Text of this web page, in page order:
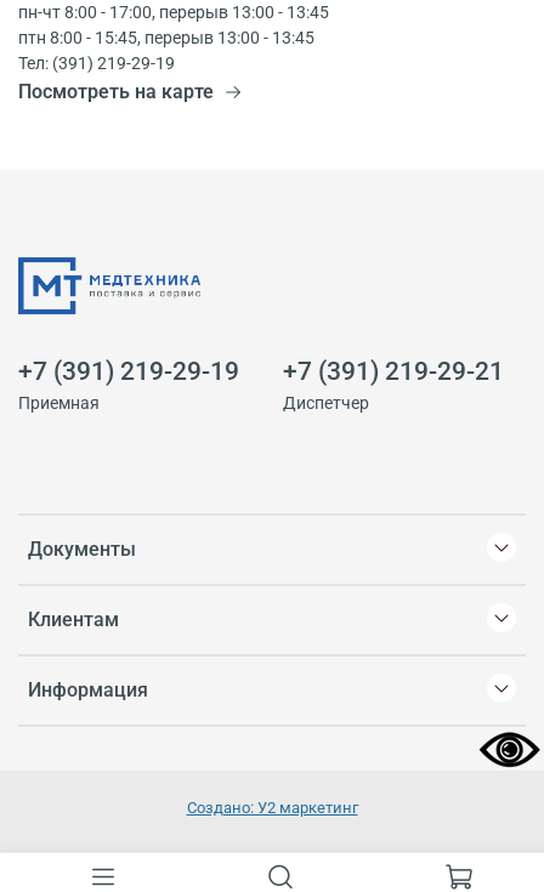
пн-чт 8:00 - 17:00, перерыв 13:00 - 13:45
птн 8:00 - 15:45, перерыв 13:00 - 13:45
Тел: (391) 219-29-19
Посмотреть на карте
Документы
Клиентам
Информация
+7 (391) 219-29-19
Приемная
+7 (391) 219-29-21
Диспетчер
Создано: У2 маркетинг